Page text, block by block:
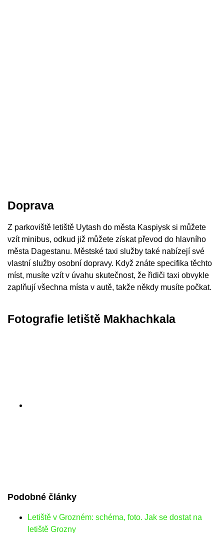
Doprava
Z parkoviště letiště Uytash do města Kaspiysk si můžete
vzít minibus, odkud již můžete získat převod do hlavního
města Dagestanu. Městské taxi služby také nabízejí své
vlastní služby osobní dopravy. Když znáte specifika těchto
míst, musíte vzít v úvahu skutečnost, že řidiči taxi obvykle
zaplňují všechna místa v autě, takže někdy musíte počkat.
Fotografie letiště Makhachkala
Podobné články
Letiště v Grozném: schéma, foto. Jak se dostat na
letiště Grozny